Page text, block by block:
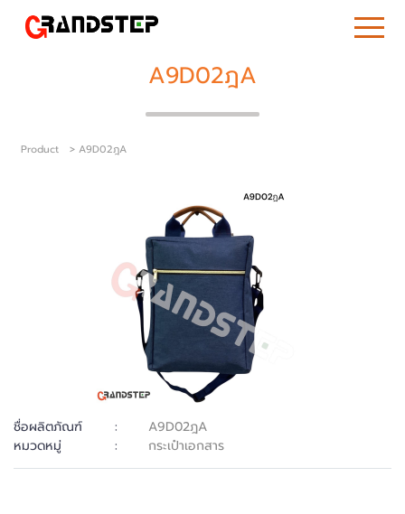
A9D02ฎA
Product > A9D02ฎA
ชื่อผลิตภัณฑ์ :
A9D02ฎA
หมวดหมู่
: กระเป๋าเอกสาร